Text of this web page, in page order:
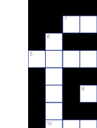
7
6
5
9
10